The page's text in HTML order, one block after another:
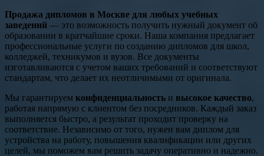
Продажа дипломов в Москве для любых учебных
заведений — это возможность получить нужный документ об
образовании в кратчайшие сроки. Наша компания предлагает
профессиональные услуги по созданию дипломов для школ,
колледжей, техникумов и вузов. Все документы
изготавливаются с учетом ваших требований и соответствуют
стандартам, что делает их неотличимыми от оригинала.
Мы гарантируем конфиденциальность и высокое качество,
работая напрямую с клиентом без посредников. Каждый заказ
выполняется быстро, а результат проходит проверку на
соответствие. Независимо от того, нужен вам диплом для
устройства на работу, повышения квалификации или других
целей, мы поможем вам решить задачу оперативно и надежно.